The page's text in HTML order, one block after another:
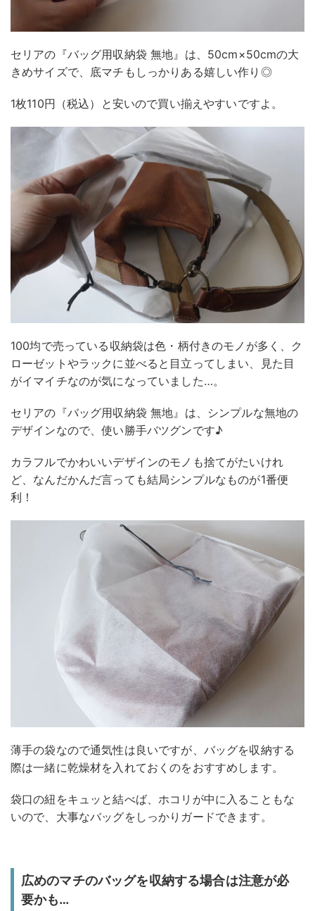
セリアの『バッグ用収納袋 無地』は、50cm×50cmの大
きめサイズで、底マチもしっかりある嬉しい作り◎
1枚110円（税込）と安いので買い揃えやすいですよ。
100均で売っている収納袋は色・柄付きのモノが多く、ク
ローゼットやラックに並べると目立ってしまい、見た目
がイマイチなのが気になっていました…。
セリアの『バッグ用収納袋 無地』は、シンプルな無地の
デザインなので、使い勝手バツグンです♪
カラフルでかわいいデザインのモノも捨てがたいけれ
ど、なんだかんだ言っても結局シンプルなものが1番便
利！
薄手の袋なので通気性は良いですが、バッグを収納する
際は一緒に乾燥材を入れておくのをおすすめします。
袋口の紐をキュッと結べば、ホコリが中に入ることもな
いので、大事なバッグをしっかりガードできます。
広めのマチのバッグを収納する場合は注意が必
要かも…